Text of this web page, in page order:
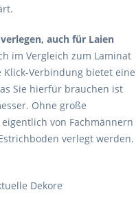
auch für Laien
im Vergleich zum Laminat
Verbindung bietet eine
Sie hierfür brauchen ist
Ohne große
von Fachmännern
verlegt werden.
Dekore